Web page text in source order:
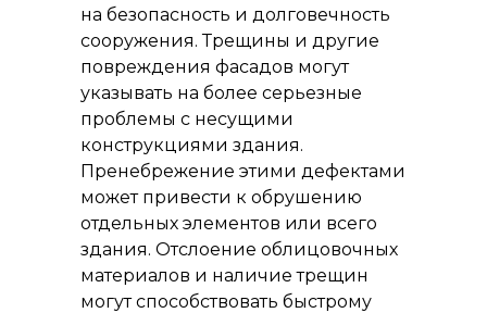
на безопасность и долговечность
сооружения. Трещины и другие
повреждения фасадов могут
указывать на более серьезные
проблемы с несущими
конструкциями здания.
Пренебрежение этими дефектами
может привести к обрушению
отдельных элементов или всего
здания. Отслоение облицовочных
материалов и наличие трещин
могут способствовать быстрому